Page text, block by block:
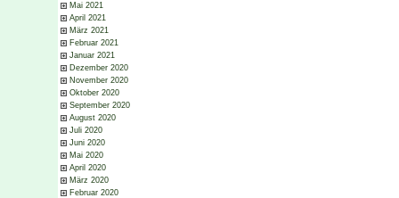
Mai 2021
April 2021
März 2021
Februar 2021
Januar 2021
Dezember 2020
November 2020
Oktober 2020
September 2020
August 2020
Juli 2020
Juni 2020
Mai 2020
April 2020
März 2020
Februar 2020